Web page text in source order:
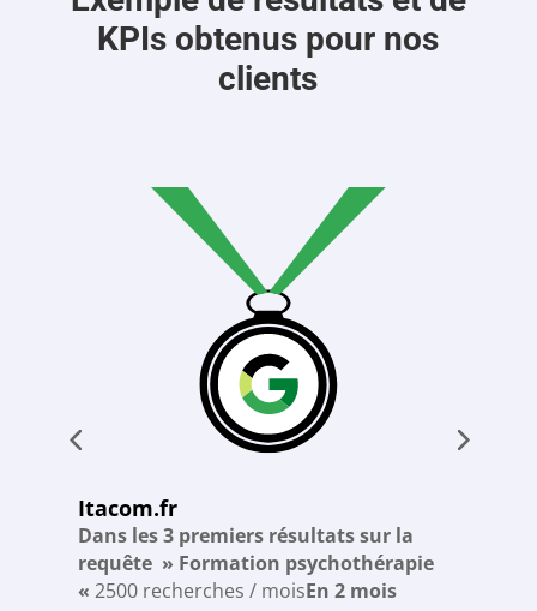
KPIs obtenus pour nos
clients
Itacom.fr
Dans les 3 premiers résultats sur la
requête » Formation psychothérapie
« 2500 recherches / moisEn 2 mois